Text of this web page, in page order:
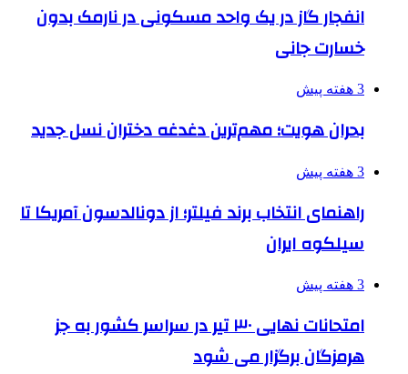
انفجار گاز در یک واحد مسکونی در نارمک بدون
خسارت جانی
3 هفته پیش
بحران هویت؛ مهم‌ترین دغدغه دختران نسل جدید
3 هفته پیش
راهنمای انتخاب برند فیلتر؛ از دونالدسون آمریکا تا
سیلکوه ایران
3 هفته پیش
امتحانات نهایی ۳۰ تیر در سراسر کشور به جز
هرمزگان برگزار می شود